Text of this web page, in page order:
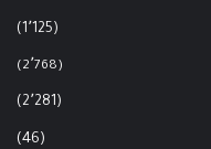
(1٬125)
(2٬768)
(2٬281)
(46)